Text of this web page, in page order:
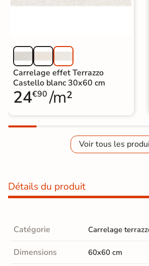
Carrelage effet Terrazzo
Castello blanc 30x60 cm
24€90 /m²
Voir tous les
Détails du produit
Catégorie Carrelage
Dimensions 60x60 cm